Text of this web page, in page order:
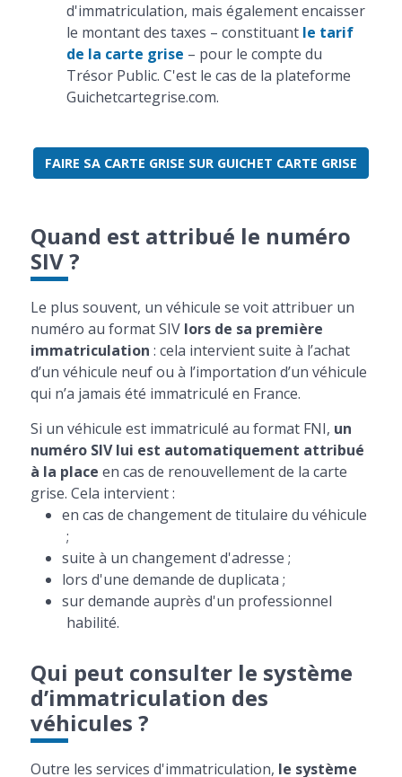
d'immatriculation, mais également encaisser
le montant des taxes – constituant le tarif
de la carte grise – pour le compte du
Trésor Public. C'est le cas de la plateforme
Guichetcartegrise.com.
FAIRE SA CARTE GRISE SUR GUICHET CARTE GRISE
Quand est attribué le numéro
SIV ?
Le plus souvent, un véhicule se voit attribuer un
numéro au format SIV lors de sa première
immatriculation : cela intervient suite à l’achat
d’un véhicule neuf ou à l’importation d’un véhicule
qui n’a jamais été immatriculé en France.
Si un véhicule est immatriculé au format FNI, un
numéro SIV lui est automatiquement attribué
à la place en cas de renouvellement de la carte
grise. Cela intervient :
en cas de changement de titulaire du véhicule
;
suite à un changement d'adresse ;
lors d'une demande de duplicata ;
sur demande auprès d'un professionnel
habilité.
Qui peut consulter le système
d’immatriculation des
véhicules ?
Outre les services d'immatriculation, le système